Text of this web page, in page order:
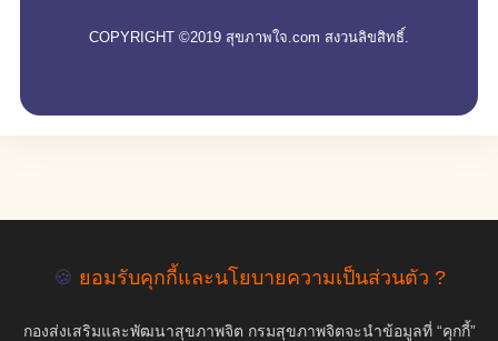
COPYRIGHT ©2019 สุขภาพใจ.com สงวนลิขสิทธิ์.
🍪 ยอมรับคุกกี้และนโยบายความเป็นส่วนตัว ?
กองส่งเสริมและพัฒนาสุขภาพจิต กรมสุขภาพจิตจะนำข้อมูลที่ “คุกกี้”